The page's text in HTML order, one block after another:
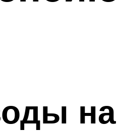
на